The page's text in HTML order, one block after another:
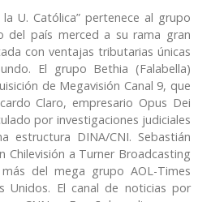
la U. Católica” pertenece al grupo
del país merced a su rama gran
con ventajas tributarias únicas
El grupo Bethia (Falabella)
de Megavisión Canal 9, que
Claro, empresario Opus Dei
por investigaciones judiciales
estructura DINA/CNI. Sebastián
Chilevisión a Turner Broadcasting
del mega grupo AOL-Times
Unidos. El canal de noticias por